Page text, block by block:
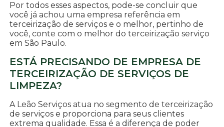
Por todos esses aspectos, pode-se concluir que
você já achou uma empresa referência em
terceirização de serviços e o melhor, pertinho de
você, conte com o melhor do terceirização serviço
em São Paulo.
ESTÁ PRECISANDO DE EMPRESA DE
TERCEIRIZAÇÃO DE SERVIÇOS DE
LIMPEZA?
A Leão Serviços atua no segmento de terceirização
de serviços e proporciona para seus clientes
extrema qualidade. Essa é a diferença de poder